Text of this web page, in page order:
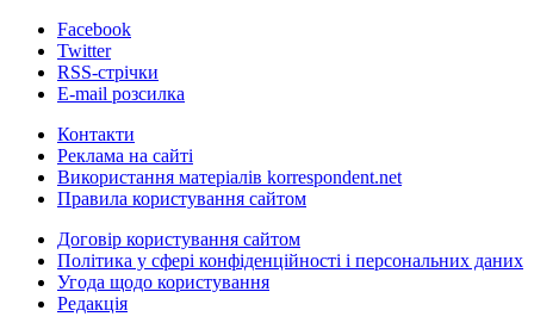
Facebook
Twitter
RSS-стрічки
E-mail розсилка
Контакти
Реклама на сайті
Використання матеріалів korrespondent.net
Правила користування сайтом
Договір користування сайтом
Політика у сфері конфіденційності і персональних даних
Угода щодо користування
Редакція